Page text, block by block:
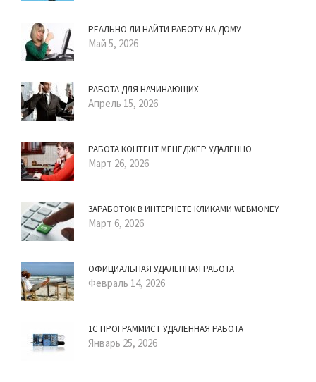
РЕАЛЬНО ЛИ НАЙТИ РАБОТУ НА ДОМУ
Май 5, 2026
РАБОТА ДЛЯ НАЧИНАЮЩИХ
Апрель 15, 2026
РАБОТА КОНТЕНТ МЕНЕДЖЕР УДАЛЕННО
Март 26, 2026
ЗАРАБОТОК В ИНТЕРНЕТЕ КЛИКАМИ WEBMONEY
Март 6, 2026
ОФИЦИАЛЬНАЯ УДАЛЕННАЯ РАБОТА
Февраль 14, 2026
1С ПРОГРАММИСТ УДАЛЕННАЯ РАБОТА
Январь 25, 2026